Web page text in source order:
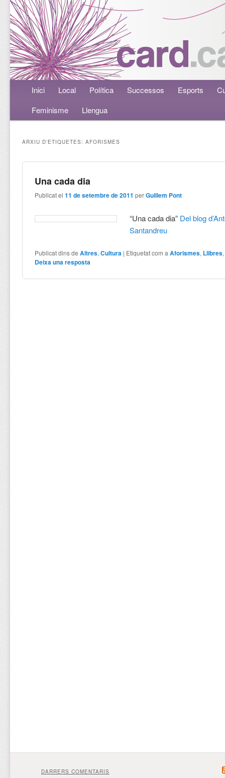
Menú principalAneu al contingut principal
Aneu al contingut secundari
Inici Local Política Successos Esports
Feminisme
Llengua
ARXIU D'ETIQUETES:AFORISMES
Una cada dia
Publicat el11 de setembre de 2011 perGuillem Pont
“Una cada dia” Del blog
Santandreu
Publicat dins de Altres,Cultura | Etiquetat com a Aforismes, Llibres
Deixa una resposta
DARRERS COMENTARIS